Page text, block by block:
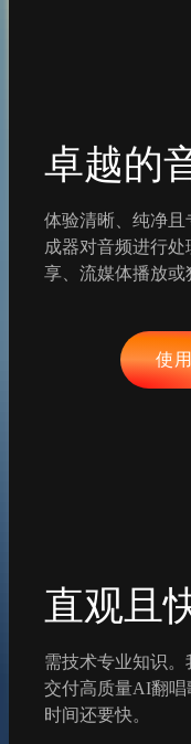
卓越的
体验清晰、纯净
成器对音频进行
享、流媒体播放或
使
直观且
需技术专业知识。
交付高质量AI翻
时间还要快。